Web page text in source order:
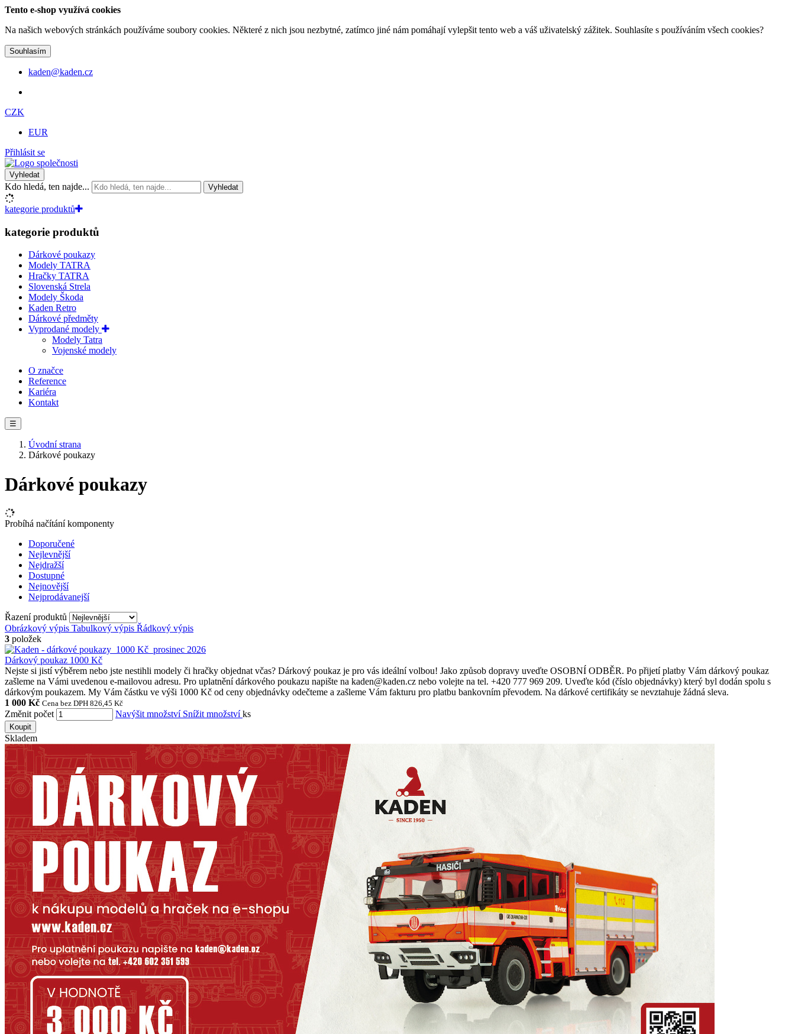
Tento e-shop využívá cookies
Na našich webových stránkách používáme soubory cookies. Některé z nich jsou nezbytné, zatímco jiné nám pomáhají vylepšit tento web a váš uživatelský zážitek. Souhlasíte s používáním všech cookies?
Souhlasím
kaden@kaden.cz
CZK
EUR
Přihlásit se
Vyhledat
Kdo hledá, ten najde... Vyhledat
kategorie produktů
kategorie produktů
Dárkové poukazy
Modely TATRA
Hračky TATRA
Slovenská Strela
Modely Škoda
Kaden Retro
Dárkové předměty
Vyprodané modely
Modely Tatra
Vojenské modely
O značce
Reference
Kariéra
Kontakt
☰
Úvodní strana
Dárkové poukazy
Dárkové poukazy
Probíhá načítání komponenty
Doporučené
Nejlevnější
Nejdražší
Dostupné
Nejnovější
Nejprodávanejší
Řazení produktů
Obrázkový výpis Tabulkový výpis Řádkový výpis
3 položek
Dárkový poukaz 1000 Kč
Nejste si jistí výběrem nebo jste nestihli modely či hračky objednat včas? Dárkový poukaz je pro vás ideální volbou! Jako způsob dopravy uveďte OSOBNÍ ODBĚR. Po přijetí platby Vám dárkový poukaz
zašleme na Vámi uvedenou e-mailovou adresu. Pro uplatnění dárkového poukazu napište na kaden@kaden.cz nebo volejte na tel. +420 777 969 209. Uveďte kód (číslo objednávky) který byl dodán spolu s
dárkovým poukazem. My Vám částku ve výši 1000 Kč od ceny objednávky odečteme a zašleme Vám fakturu pro platbu bankovním převodem. Na dárkové certifikáty se nevztahuje žádná sleva.
1 000 Kč Cena bez DPH 826,45 Kč
Změnit počet Navýšit množství Snížit množstvíks
Koupit
Skladem